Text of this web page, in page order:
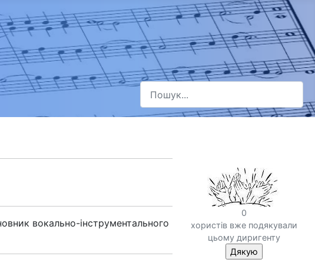
Пошук
Type 2 or more characters for results.
0
хористів вже подякували
цьому диригенту
вокально-iнструментального